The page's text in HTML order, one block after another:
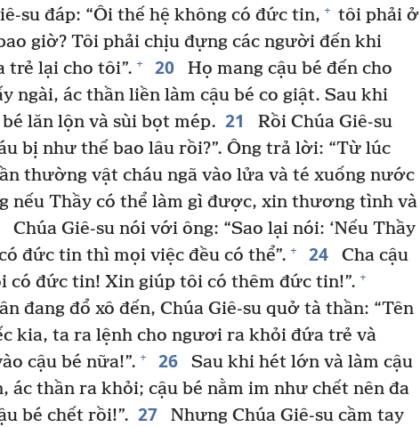
su đáp: “Ôi thế hệ không có đức tin, + tôi phải ở
giờ? Tôi phải chịu đựng các người đến khi
trẻ lại cho tôi”. + 20
Họ mang cậu bé đến cho
ngài, ác thần liền làm cậu bé co giật. Sau khi
lăn lộn và sùi bọt mép. 21
Rồi Chúa Giê-su
bị như thế bao lâu rồi?”. Ông trả lời: “Từ lúc
thường vật cháu ngã vào lửa và té xuống nước
nếu Thầy có thể làm gì được, xin thương tình và
Chúa Giê-su nói với ông: “Sao lại nói: ‘Nếu Thầy
đức tin thì mọi việc đều có thể”. + 24
Cha cậu
có đức tin! Xin giúp tôi có thêm đức tin!”. +
đang đổ xô đến, Chúa Giê-su quở tà thần: “Tên
kia, ta ra lệnh cho ngươi ra khỏi đứa trẻ và
cậu bé nữa!”. + 26
Sau khi hét lớn và làm cậu
ác thần ra khỏi; cậu bé nằm im như chết nên đa
bé chết rồi!”. 27
Nhưng Chúa Giê-su cầm tay